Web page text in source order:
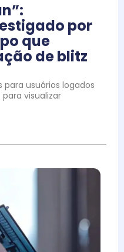
por
que
de blitz
usuários logados
visualizar